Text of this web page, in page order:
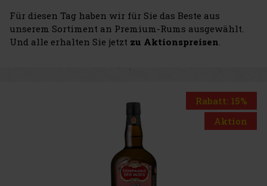
Für diesen Tag haben wir für Sie das Beste aus
unserem Sortiment an Premium-Rums ausgewählt.
Und alle erhalten Sie jetzt zu Aktionspreisen.
Rabatt: 15%
Aktion